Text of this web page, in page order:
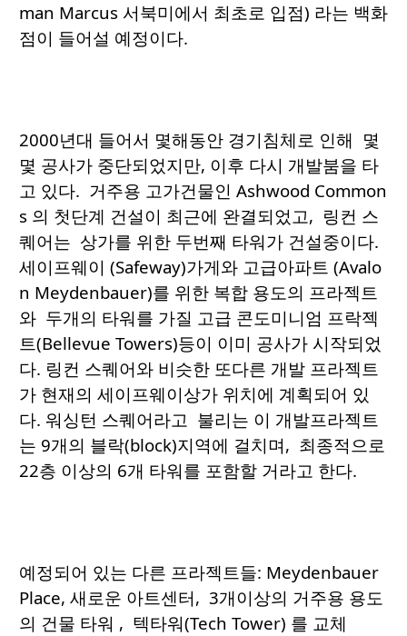
man Marcus 서북미에서 최초로 입점) 라는 백화
점이 들어설 예정이다.
2000년대 들어서 몇해동안 경기침체로 인해 몇
몇 공사가 중단되었지만, 이후 다시 개발붐을 타
고 있다. 거주용 고가건물인 Ashwood Common
s 의 첫단계 건설이 최근에 완결되었고, 링컨 스
퀘어는 상가를 위한 두번째 타워가 건설중이다.
세이프웨이 (Safeway)가게와 고급아파트 (Avalo
n Meydenbauer)를 위한 복합 용도의 프라젝트
와 두개의 타워를 가질 고급 콘도미니엄 프락젝
트(Bellevue Towers)등이 이미 공사가 시작되었
다. 링컨 스퀘어와 비슷한 또다른 개발 프라젝트
가 현재의 세이프웨이상가 위치에 계획되어 있
다. 워싱턴 스퀘어라고 불리는 이 개발프라젝트
는 9개의 블락(block)지역에 걸치며, 최종적으로
22층 이상의 6개 타워를 포함할 거라고 한다.
예정되어 있는 다른 프라젝트들: Meydenbauer
Place, 새로운 아트센터, 3개이상의 거주용 용도
의 건물 타워 , 텍타워(Tech Tower) 를 교체